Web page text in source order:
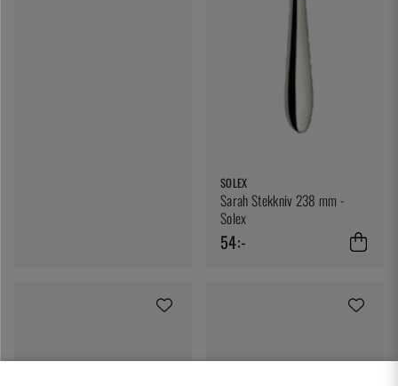
SOLEX
Sarah Stekkniv 238 mm -
Solex
54:-